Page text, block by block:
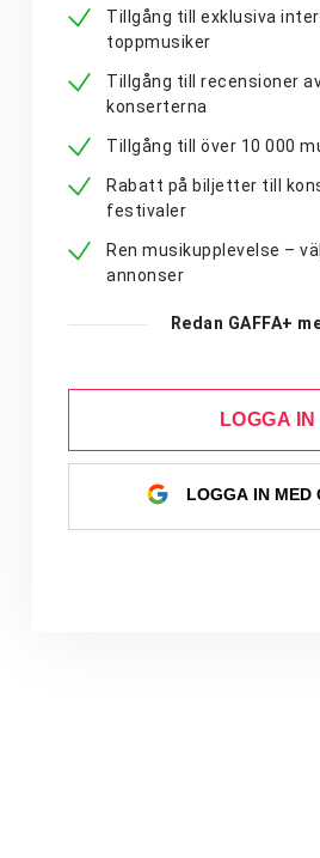
Tillgång till exklusiva
toppmusiker
Tillgång till recensioner
konserterna
Tillgång till över 10 000
Rabatt på biljetter till
festivaler
Ren musikupplevelse –
annonser
Redan GAFFA+
LOGGA IN
LOGGA IN MED